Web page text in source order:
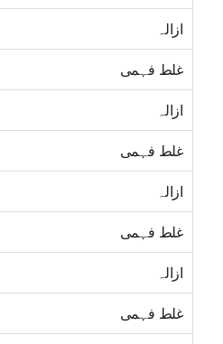
ازالہ
غلط فہمی
ازالہ
غلط فہمی
ازالہ
غلط فہمی
ازالہ
غلط فہمی